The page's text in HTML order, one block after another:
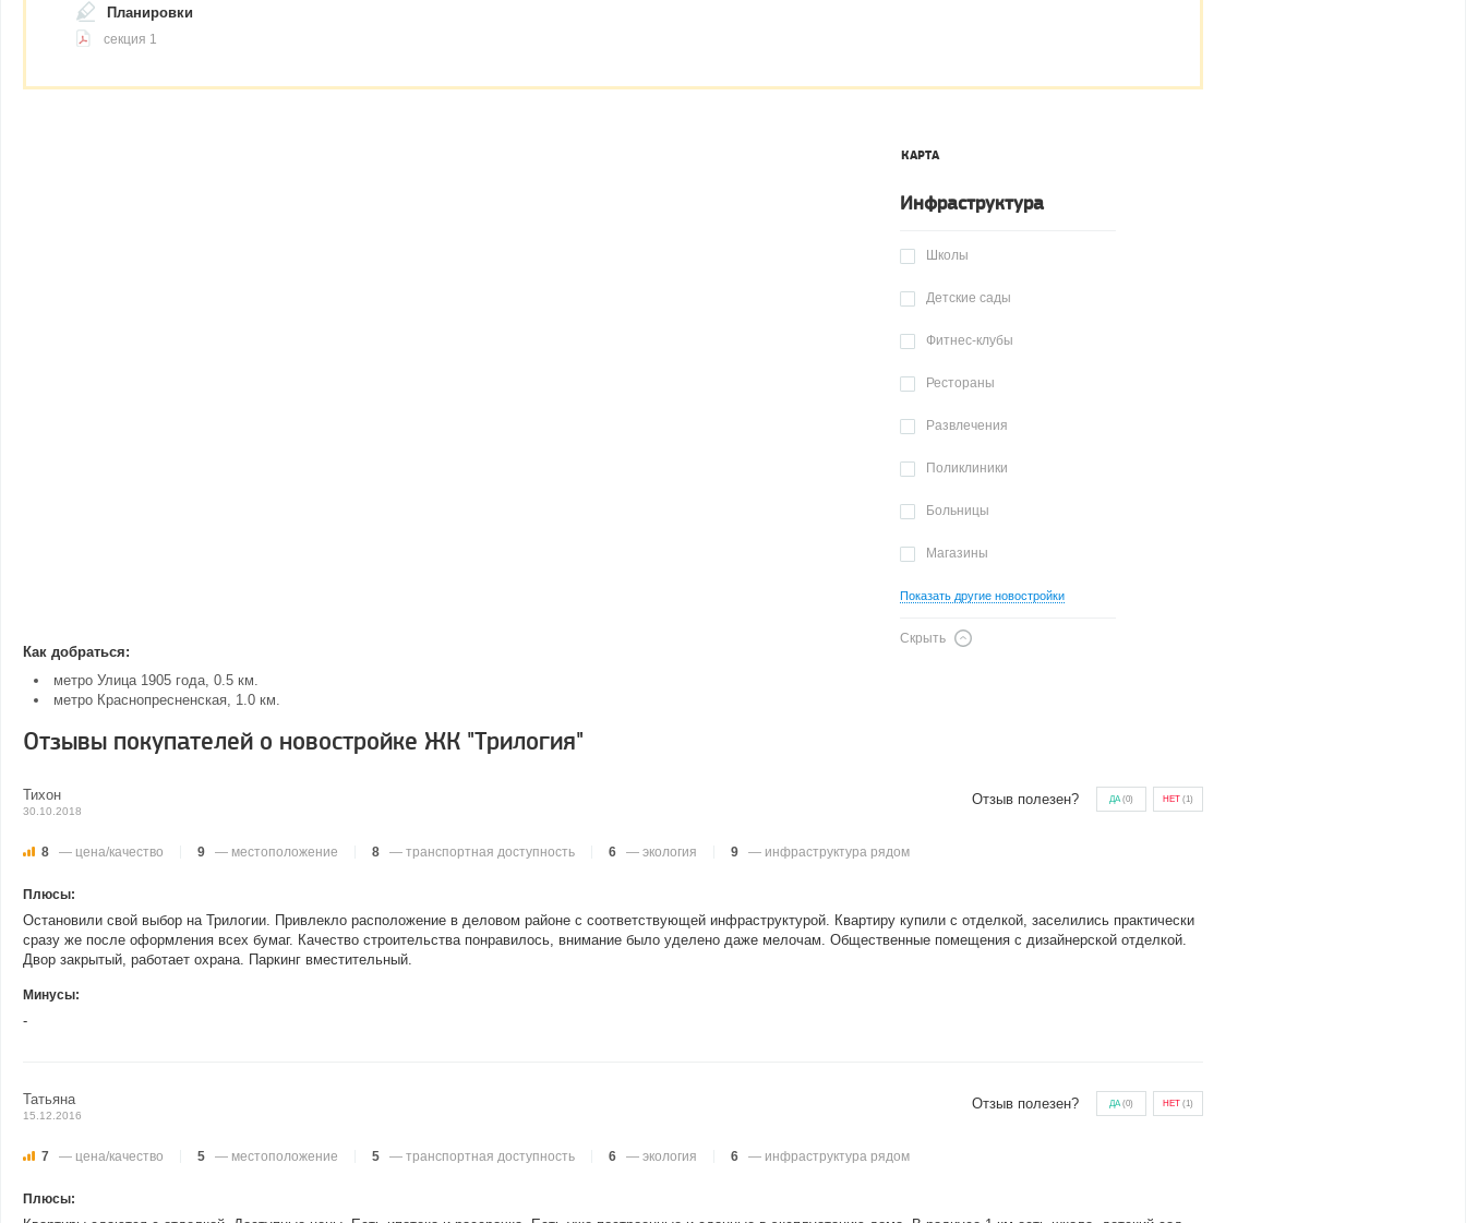
Планировки
секция 1
КАРТА
Инфраструктура
Школы
Детские сады
Фитнес-клубы
Рестораны
Развлечения
Поликлиники
Больницы
Магазины
Показать другие новостройки
Скрыть
Как добраться:
метро Улица 1905 года, 0.5 км.
метро Краснопресненская, 1.0 км.
Отзывы покупателей о новостройке ЖК "Трилогия"
Тихон
30.10.2018
Отзыв полезен? ДА(0) НЕТ (1)
8 — цена/качество 9 — местоположение 8 — транспортная доступность 6 — экология 9 — инфраструктура рядом
Плюсы:
Остановили свой выбор на Трилогии. Привлекло расположение в деловом районе с соответствующей инфраструктурой. Квартиру купили с отделкой, заселились практически
сразу же после оформления всех бумаг. Качество строительства понравилось, внимание было уделено даже мелочам. Общественные помещения с дизайнерской отделкой.
Двор закрытый, работает охрана. Паркинг вместительный.
Минусы:
-
Татьяна
15.12.2016
Отзыв полезен? ДА(0) НЕТ (1)
7 — цена/качество 5 — местоположение 5 — транспортная доступность 6 — экология 6 — инфраструктура рядом
Плюсы: